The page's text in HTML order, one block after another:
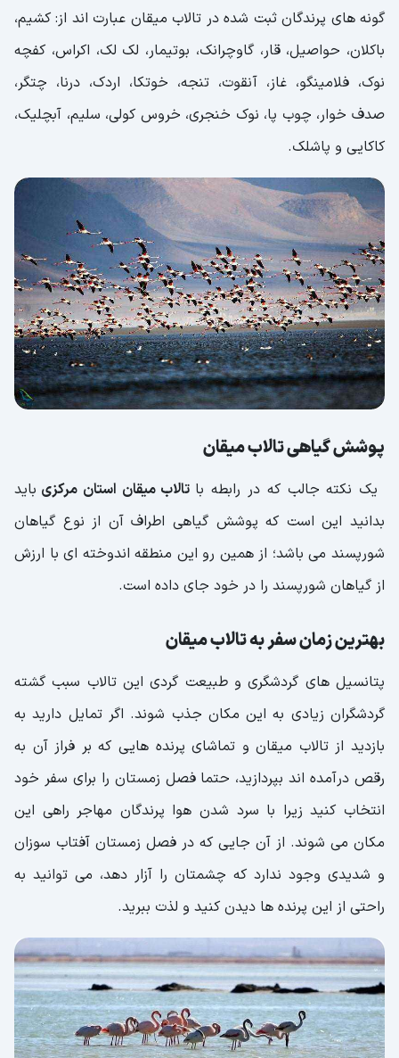
گونه های پرندگان ثبت شده در تالاب میقان عبارت اند از: کشیم،
باکلان، حواصیل، قار، گاوچرانک، بوتیمار، لک لک، اکراس، کفچه
نوک، فلامینگو، غاز، آنقوت، تنجه، خوتکا، اردک، درنا، چتگر،
صدف خوار، چوب پا، نوک خنجری، خروس کولی، سلیم، آبچلیک،
کاکایی و پاشلک.
پوشش گیاهی تالاب میقان
یک نکته جالب که در رابطه با تالاب میقان استان مرکزی باید
بدانید این است که پوشش گیاهی اطراف آن از نوع گیاهان
شورپسند می باشد؛ از همین رو این منطقه اندوخته ای با ارزش
از گیاهان شورپسند را در خود جای داده است.
بهترین زمان سفر به تالاب میقان
پتانسیل های گردشگری و طبیعت گردی این تالاب سبب گشته
گردشگران زیادی به این مکان جذب شوند. اگر تمایل دارید به
بازدید از تالاب میقان و تماشای پرنده هایی که بر فراز آن به
رقص درآمده اند بپردازید، حتما فصل زمستان را برای سفر خود
انتخاب کنید زیرا با سرد شدن هوا پرندگان مهاجر راهی این
مکان می شوند. از آن جایی که در فصل زمستان آفتاب سوزان
و شدیدی وجود ندارد که چشمتان را آزار دهد، می توانید به
راحتی از این پرنده ها دیدن کنید و لذت ببرید.